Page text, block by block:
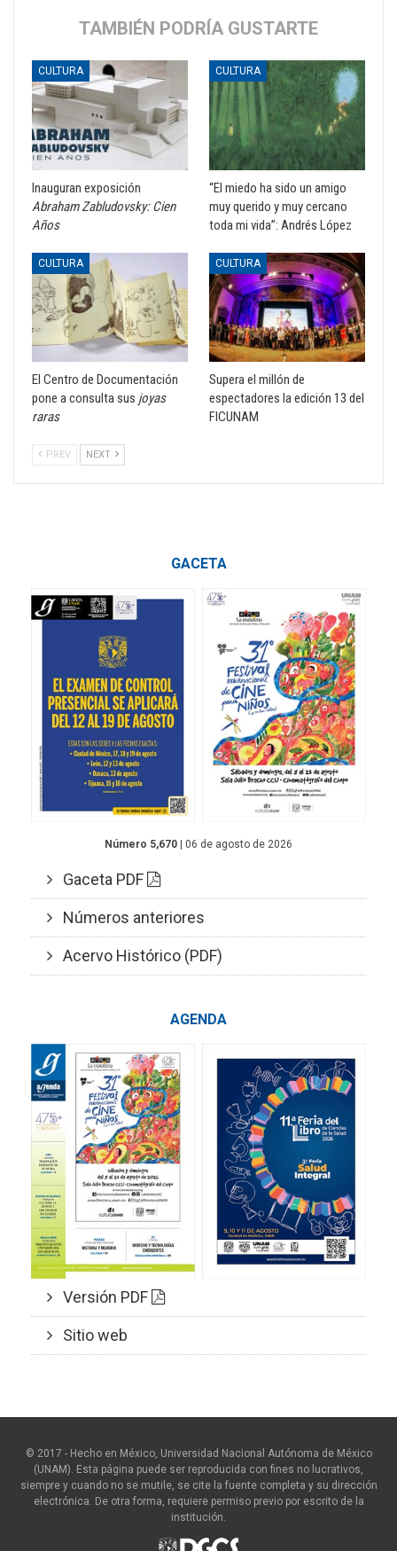
TAMBIÉN PODRÍA GUSTARTE
CULTURA
Inauguran exposición
Abraham Zabludovsky: Cien
Años
CULTURA
“El miedo ha sido un amigo
muy querido y muy cercano
toda mi vida”: Andrés López
CULTURA
El Centro de Documentación
pone a consulta sus joyas
raras
CULTURA
Supera el millón de
espectadores la edición 13 del
FICUNAM
PREV NEXT
GACETA
Número 5,670 | 06 de agosto de 2026
Gaceta PDF
Números anteriores
Acervo Histórico (PDF)
AGENDA
Versión PDF
Sitio web
© 2017 - Hecho en México, Universidad Nacional Autónoma de México
(UNAM). Esta página puede ser reproducida con fines no lucrativos,
siempre y cuando no se mutile, se cite la fuente completa y su dirección
electrónica. De otra forma, requiere permiso previo por escrito de la
institución.